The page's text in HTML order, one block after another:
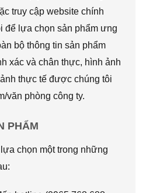
truy cập website chính
để lựa chọn sản phẩm ưng
bộ thông tin sản phẩm
xác và chân thực, hình ảnh
thực tế được chúng tôi
văn phòng công ty.
PHẨM
chọn một trong những